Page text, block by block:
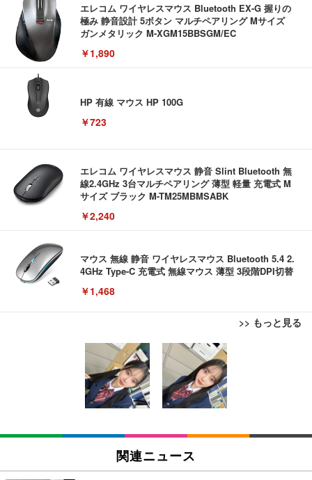
エレコム ワイヤレスマウス Bluetooth EX-G 握りの
極み 静音設計 5ボタン マルチペアリング Mサイズ
ガンメタリック M-XGM15BBSGM/EC
￥1,890
HP 有線 マウス HP 100G
￥723
エレコム ワイヤレスマウス 静音 Slint Bluetooth 無
線2.4GHz 3台マルチペアリング 薄型 軽量 充電式 M
サイズ ブラック M-TM25MBMSABK
￥2,240
マウス 無線 静音 ワイヤレスマウス Bluetooth 5.4 2.
4GHz Type-C 充電式 無線マウス 薄型 3段階DPI切替
￥1,468
>> もっと見る
エレコム 充電器 Type-C USB-C 20W USB PD対応
ケーブル一体型 1.5m PSE認証品 GaN採用 折りたた
み式プラグ しろちゃん 【 iPhone16 15 等対応】 E
C-AC6920WF
￥1,090
モバイルバッテリー 大容量 30000mAh 【22.5W/20
ッテリー 5台同時充電 Type-C出力 スマホ 充電器 LC
D残量表示 LEDライト付き ストラップ付き 持ち運び
￥2,469
エレコム 有線キーボード メンブレン ブラック TK-F
FCM01BK
￥980
エレコム ワイヤレスキーボード メンブレン 薄型 フ
ルキーボード テンキー ブラック TK-FDM110TXBK
￥1,700
【Amazon.co.jp限定】REGZA レグザ テレビ 32V3
5N(A) (32インチ / ハイビジョン/液晶/Airplay/ネット
動画対応)
￥39,800
REGZA レグザ テレビ 32V35S (32インチ / フルハイ
￥38,965
関連ニュース